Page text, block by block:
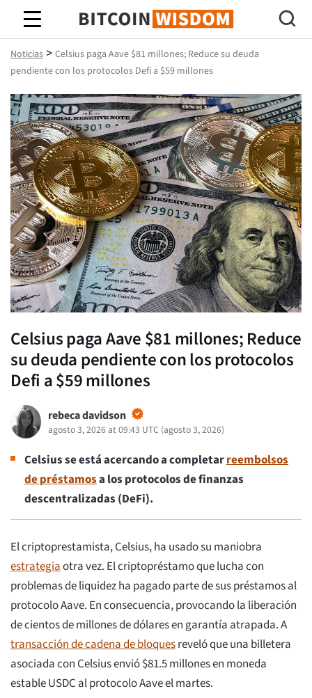
Sabiduría de Bitcoin
Noticias > Celsius paga Aave $81 millones; Reduce su deuda
pendiente con los protocolos Defi a $59 millones
Celsius paga Aave $81 millones; Reduce
su deuda pendiente con los protocolos
Defi a $59 millones
rebeca davidson
agosto 3, 2026 at 09:43 UTC (agosto 3, 2026)
Celsius se está acercando a completarreembolsos
de préstamosa los protocolos de finanzas
descentralizadas (DeFi).
El criptoprestamista, Celsius, ha usado su maniobra
estrategiaotra vez. El criptopréstamo que lucha con
problemas de liquidez ha pagado parte de sus préstamos al
protocolo Aave. En consecuencia, provocando la liberación
de cientos de millones de dólares en garantía atrapada. A
transacción de cadena de bloquesreveló que una billetera
asociada con Celsius envió $81.5 millones en moneda
estable USDC al protocolo Aave el martes.